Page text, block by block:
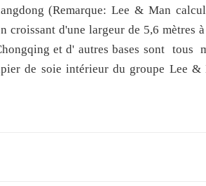
(Remarque: Lee & Man
croissant d'une largeur de 5,6 mètres
et d' autres bases sont tous
de soie intérieur du groupe Lee